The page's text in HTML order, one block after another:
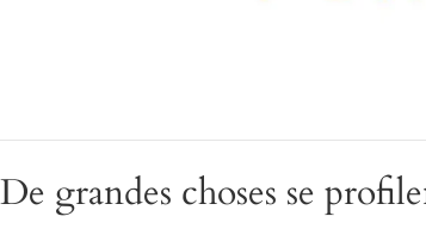
De grandes choses se